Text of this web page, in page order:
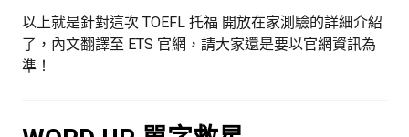
以上就是針對這次 TOEFL 托福 開放在家測驗的詳細介紹
了，內文翻譯至 ETS 官網，請大家還是要以官網資訊為
準！